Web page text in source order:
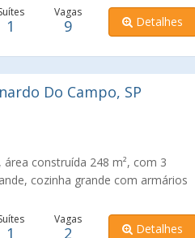
para funcionário com banheiro),
a comércios, escolas
públicos, mercados, padarias,
1
Vagas
9 Detalhes
Do Campo, SP
construída 248 m², com 3
cozinha grande com armários
duas áreas com banheiro. Portão
localização.
1
Vagas
2 Detalhes